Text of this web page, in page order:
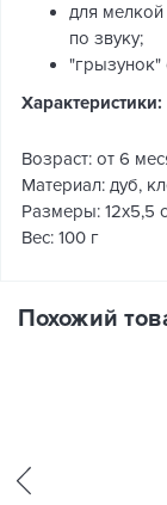
для мелкой
по звуку;
"грызунок"
Характеристики:
Возраст: от 6
Материал: дуб,
Размеры: 12х5,5
Вес: 100 г
Похожий